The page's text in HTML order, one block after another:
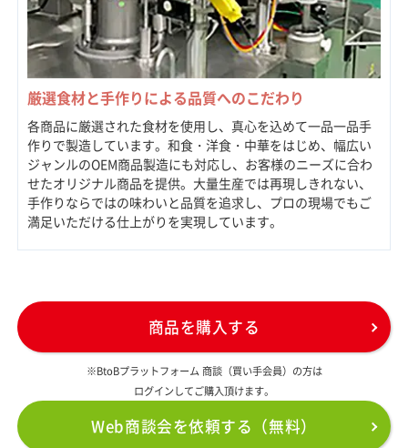
厳選食材と手作りによる品質へのこだわり
各商品に厳選された食材を使用し、真心を込めて一品一品手
作りで製造しています。和食・洋食・中華をはじめ、幅広い
ジャンルのOEM商品製造にも対応し、お客様のニーズに合わ
せたオリジナル商品を提供。大量生産では再現しきれない、
手作りならではの味わいと品質を追求し、プロの現場でもご
満足いただける仕上がりを実現しています。
商品を購入する
※BtoBプラットフォーム 商談（買い手会員）の方は
ログインしてご購入頂けます。
Web商談会を依頼する（無料）